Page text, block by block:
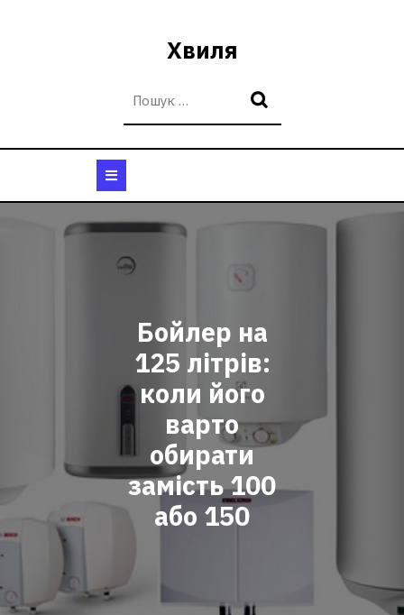
Хвиля
Відкрити
Бойлер на
125 літрів:
коли його
варто
обирати
замість 100
або 150